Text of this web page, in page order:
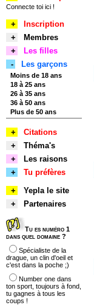
Connecte toi ici !
+
Inscription
+
Membres
+
Les filles
-
Les garçons
Moins de 18 ans
18 à 25 ans
26 à 35 ans
36 à 50 ans
Plus de 50 ans
+
Citations
+
Théma's
+
Les raisons
+
Tu préfères
+
Yepla le site
+
Partenaires
Tu es numéro 1
dans quel domaine ?
Spécialiste de la
drague, un clin d'oeil et
c'est dans la poche ;)
Number one dans
ton sport, toujours à fond,
tu gagnes à tous les
coups !